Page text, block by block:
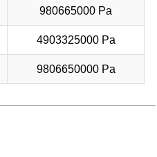
980665000 Pa
4903325000 Pa
9806650000 Pa